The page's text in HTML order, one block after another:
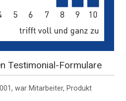
Testimonial-Formulare
war Mitarbeiter, Produkt